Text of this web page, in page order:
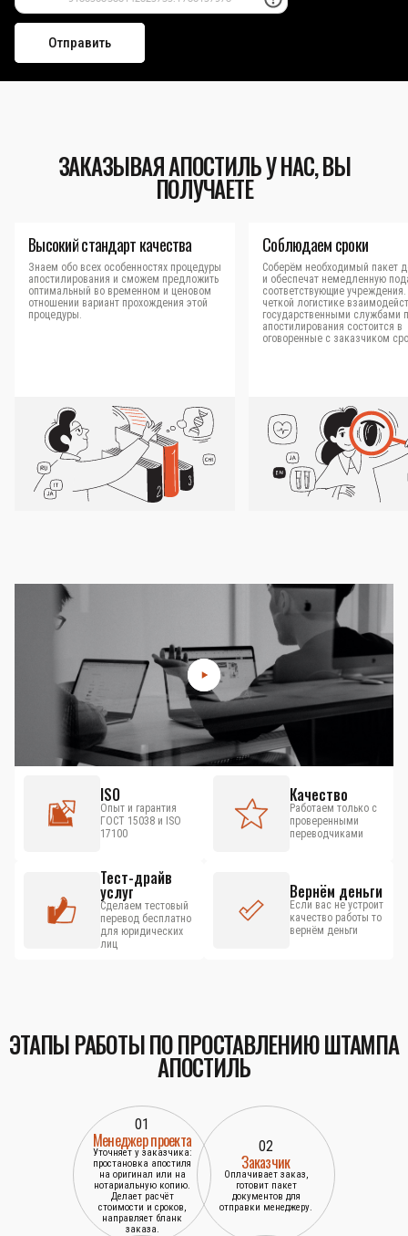
ЗАКАЗЫВАЯ АПОСТИЛЬ У НАС, ВЫ
ПОЛУЧАЕТЕ
Высокий стандарт качества
Знаем обо всех особенностях процедуры
апостилирования и сможем предложить
оптимальный во временном и ценовом
отношении вариант прохождения этой
процедуры.
Соблюдаем сроки
Соберём необходимый пакет
и обеспечат немедленную
соответствующие
четкой логистике
государственными службами
апостилирования состоится в
оговоренные с заказчиком
ISO
Опыт и гарантия
ГОСТ 15038 и ISO
17100
Качество
Работаем только с
проверенными
переводчиками
Тест-драйв
услуг
Сделаем тестовый
перевод бесплатно
для юридических
лиц
Вернём деньги
Если вас не устроит
качество работы то
вернём деньги
ЭТАПЫ РАБОТЫ ПО ПРОСТАВЛЕНИЮ ШТАМПА
АПОСТИЛЬ
01
Менеджер проекта
Уточняет у заказчика:
простановка апостиля
на оригинал или на
нотариальную копию.
Делает расчёт
стоимости и сроков,
направляет бланк
заказа.
02
Заказчик
Оплачивает заказ,
готовит пакет
документов для
отправки менеджеру.